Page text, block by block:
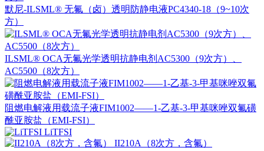
默尼-ILSML® 无氟（卤）透明防静电液PC4340-18（9~10次
方）
ILSML® OCA无氟光学透明抗静电剂AC5300（9次方）、
AC5500（8次方）
阻燃电解液用载流子液FIM1002——1-乙基-3-甲基咪唑双氟磺
酰亚胺盐（EMI-FSI）
LiTFSI
II210A（8次方，含氟）